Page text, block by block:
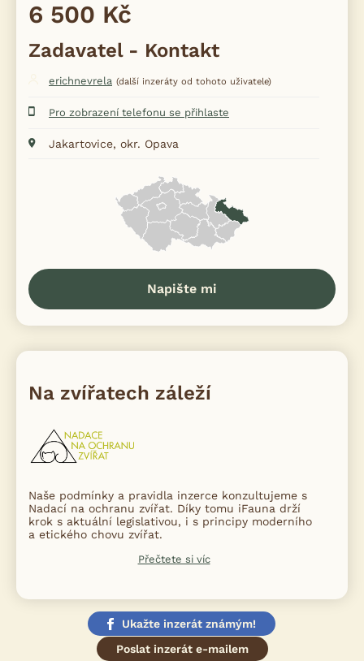
6 500 Kč
Zadavatel - Kontakt
erichnevrela (další inzeráty od tohoto uživatele)
Pro zobrazení telefonu se přihlaste
Jakartovice, okr. Opava
Napište mi
Na zvířatech záleží
Naše podmínky a pravidla inzerce konzultujeme s
Nadací na ochranu zvířat. Díky tomu iFauna drží
krok s aktuální legislativou, i s principy moderního
a etického chovu zvířat.
Přečtete si víc
Ukažte inzerát známým!
Poslat inzerát e-mailem